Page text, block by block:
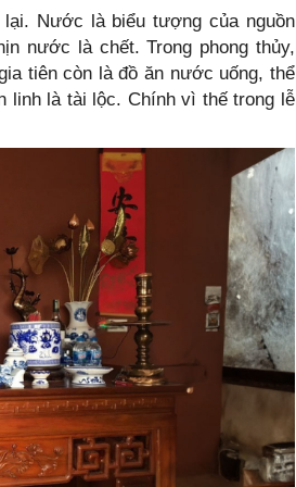
Nước là biểu tượng của nguồn
nước là chết. Trong phong thủy,
tiên còn là đồ ăn nước uống, thể
linh là tài lộc. Chính vì thế trong lễ